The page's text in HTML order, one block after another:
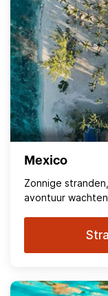
Mexico
Zonnige
avontuur